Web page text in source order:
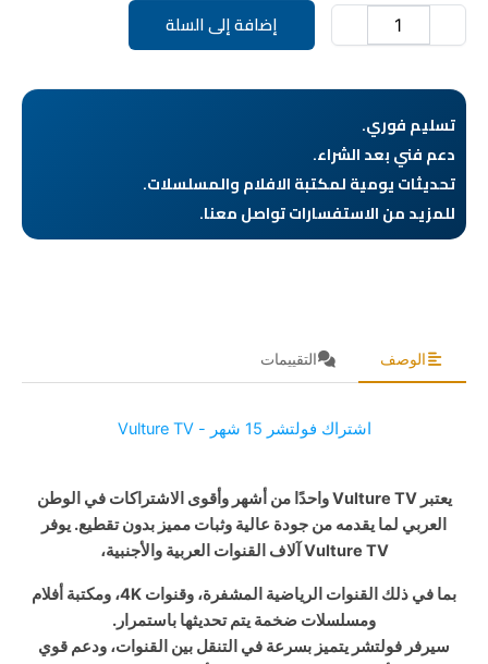
كمية
اشتراك
-
Vulture
TV
إضافة إلى السلة
تسليم فوري.
دعم فني بعد الشراء.
تحديثات يومية لمكتبة الافلام والمسلسلات.
للمزيد من الاستفسارات تواصل معنا.
الوصف التقييمات
اشتراك فولتشر 15 شهر - Vulture TV
يعتبر Vulture TV واحدًا من أشهر وأقوى الاشتراكات في الوطن
العربي لما يقدمه من جودة عالية وثبات مميز بدون تقطيع. يوفر
Vulture TV آلاف القنوات العربية والأجنبية،
بما في ذلك القنوات الرياضية المشفرة، وقنوات 4K، ومكتبة أفلام
ومسلسلات ضخمة يتم تحديثها باستمرار.
سيرفر فولتشر يتميز بسرعة في التنقل بين القنوات، ودعم قوي